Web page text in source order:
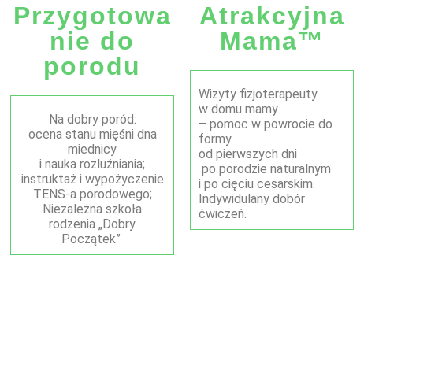
Przygotowa
nie do
porodu
Na dobry poród:
ocena stanu mięśni dna
miednicy
i nauka rozluźniania;
instruktaż i wypożyczenie
TENS-a porodowego;
Niezależna szkoła
rodzenia „Dobry
Początek”
Atrakcyjna
Mama™
Wizyty fizjoterapeuty
w domu mamy
– pomoc w powrocie do
formy
od pierwszych dni
po porodzie naturalnym
i po cięciu cesarskim.
Indywidulany dobór
ćwiczeń.